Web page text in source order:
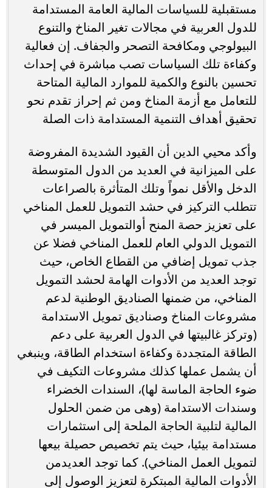
مستقبلية للسياسات المالية العامة المستدامة
للدول العربية في مجالات تغير المناخ والتنوع
البيولوجي ومكافحة التصحر والجفاف. إن فعالية
وكفاءة تلك السياسات تصب مباشرة في إحداث
تحسين بالنوع والكمية للموارد المالية المتاحة
للتعامل مع أزمة المناخ ومن ثم إحراز تقدم نحو
تحقيق أهداف التنمية المستدامة ذات الصلة
وأكد محيي الدين أن القيود الشديدة المفروضة
على الميزانية في العديد من الدول المتوسطة
الدخل والأقل نمواً وتلك المتأثرة بالصراعات
تتطلب التركيز في حشد التمويل للعمل المناخي
على تعزيز حصة المنح أوالتمويل الميسر في
التمويل الدولي العام للعمل المناخي فضلا عن
جذب تمويل إضافي من القطاع الخاص، حيث
توجد العديد من الأدوات الهامة لحشد التمويل
المناخي، من ضمنها الصناديق الوطنية لدعم
مشروعات المناخ وصناديق تمويل الاستدامة
(وتركز غالبيتها في الدول العربية على دعم
الطاقة المتجددة وكفاءة استخدام الطاقة، وينبغي
أن يشمل عملها كذلك مشروعات التكيف في
ضوء الحاجة الماسة لها)، السندات الخضراء
وسندات الاستدامة (وهى من ضمن الحلول
المالية لتلبية الحاجة الملحة إلى استثمارات
مستدامة بيئيا، حيث يتم تخصيص حصيلة بيعها
لتمويل العمل المناخي). كما توجد العديدمن
الأدوات المالية المبتكرة لتعزيز الوصول إلى